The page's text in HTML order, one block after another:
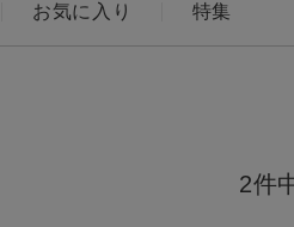
お気に入り 特集
2件